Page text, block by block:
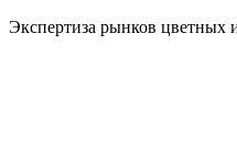
Экспертиза рынков цветных